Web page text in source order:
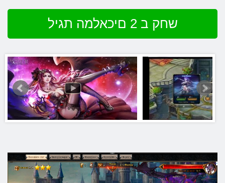
שחק ב 2 םיכאלמה תגיל